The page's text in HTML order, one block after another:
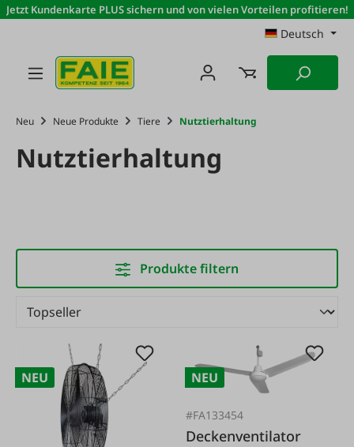
Zum Hauptinhalt springen
Jetzt Kundenkarte PLUS sichern und von vielen Vorteilen profitieren!
Deutsch
Neu Neue Produkte Tiere Nutztierhaltung
Nutztierhaltung
Produkte filtern
NEU NEU
#FA133454
Deckenventilator